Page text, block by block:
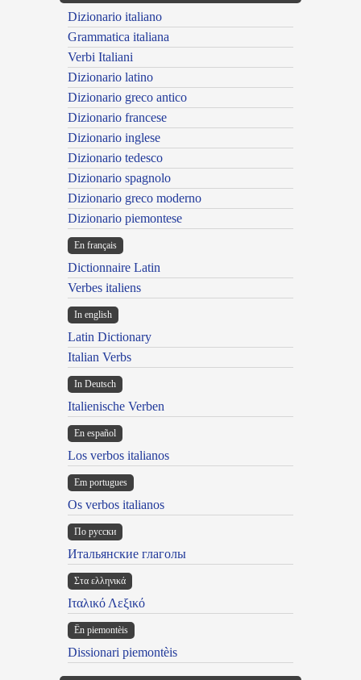
Dizionario italiano
Grammatica italiana
Verbi Italiani
Dizionario latino
Dizionario greco antico
Dizionario francese
Dizionario inglese
Dizionario tedesco
Dizionario spagnolo
Dizionario greco moderno
Dizionario piemontese
En français
Dictionnaire Latin
Verbes italiens
In english
Latin Dictionary
Italian Verbs
In Deutsch
Italienische Verben
En español
Los verbos italianos
Em portugues
Os verbos italianos
По русски
Итальянские глаголы
Στα ελληνικά
Ιταλικό Λεξικό
Ën piemontèis
Dissionari piemontèis